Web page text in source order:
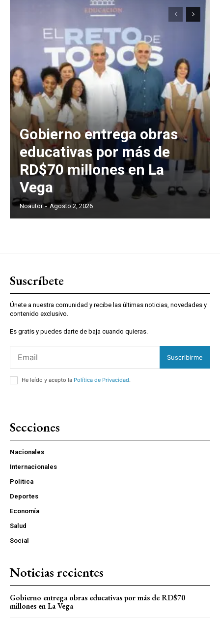
Gobierno entrega obras
educativas por más de
RD$70 millones en La
Vega
Noautor - Agosto 2, 2026
Suscríbete
Únete a nuestra comunidad y recibe las últimas noticias, novedades y
contenido exclusivo.
Es gratis y puedes darte de baja cuando quieras.
Suscribirme
He leído y acepto la Política de Privacidad.
Secciones
Nacionales
Internacionales
Política
Deportes
Economía
Salud
Social
Noticias recientes
Gobierno entrega obras educativas por más de RD$70
millones en La Vega